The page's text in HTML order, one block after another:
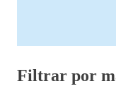
Filtrar por